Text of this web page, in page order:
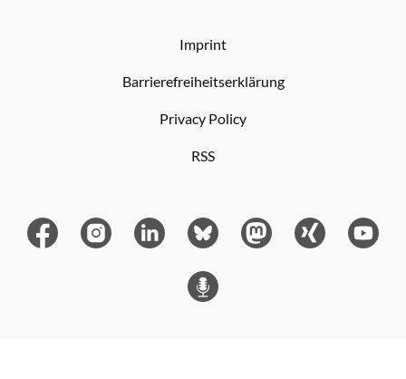
Imprint
Barrierefreiheitserklärung
Privacy Policy
RSS